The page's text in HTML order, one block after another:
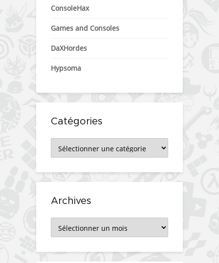
ConsoleHax
Games and Consoles
DaXHordes
Hypsoma
Catégories
Archives